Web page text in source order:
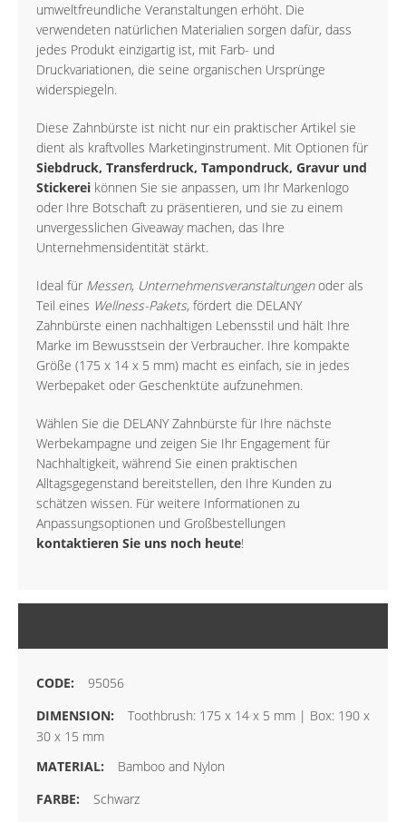
umweltfreundliche Veranstaltungen erhöht. Die
verwendeten natürlichen Materialien sorgen dafür, dass
jedes Produkt einzigartig ist, mit Farb- und
Druckvariationen, die seine organischen Ursprünge
widerspiegeln.
Diese Zahnbürste ist nicht nur ein praktischer Artikel sie
dient als kraftvolles Marketinginstrument. Mit Optionen für
Siebdruck, Transferdruck, Tampondruck, Gravur und
Stickerei können Sie sie anpassen, um Ihr Markenlogo
oder Ihre Botschaft zu präsentieren, und sie zu einem
unvergesslichen Giveaway machen, das Ihre
Unternehmensidentität stärkt.
Ideal für Messen, Unternehmensveranstaltungenoder als
Teil eines Wellness-Pakets, fördert die DELANY
Zahnbürste einen nachhaltigen Lebensstil und hält Ihre
Marke im Bewusstsein der Verbraucher. Ihre kompakte
Größe (175 x 14 x 5 mm) macht es einfach, sie in jedes
Werbepaket oder Geschenktüte aufzunehmen.
Wählen Sie die DELANY Zahnbürste für Ihre nächste
Werbekampagne und zeigen Sie Ihr Engagement für
Nachhaltigkeit, während Sie einen praktischen
Alltagsgegenstand bereitstellen, den Ihre Kunden zu
schätzen wissen. Für weitere Informationen zu
Anpassungsoptionen und Großbestellungen
kontaktieren Sie uns noch heute!
95056
Toothbrush: 175 x 14 x 5 mm | Box: 190 x
30 x 15 mm
Bamboo and Nylon
Schwarz